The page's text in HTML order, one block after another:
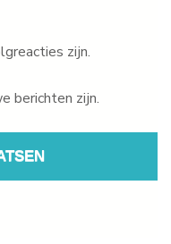
zijn.
berichten zijn.